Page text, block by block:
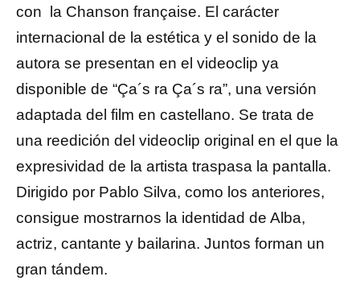
con la Chanson française. El carácter
internacional de la estética y el sonido de la
autora se presentan en el videoclip ya
disponible de “Ça´s ra Ça´s ra”, una versión
adaptada del film en castellano. Se trata de
una reedición del videoclip original en el que la
expresividad de la artista traspasa la pantalla.
Dirigido por Pablo Silva, como los anteriores,
consigue mostrarnos la identidad de Alba,
actriz, cantante y bailarina. Juntos forman un
gran tándem.